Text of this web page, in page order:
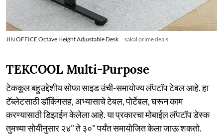
JIN OFFICE Octave Height Adjustable Desk sakal prime deals
TEKCOOL Multi-Purpose
टेककूल बहुउद्देशीय सोफा साइड उंची-समायोज्य लॅपटॉप टेबल आहे. हा
टॅब्लेटसाठी डॉकिंगसह, अभ्यासाचे टेबल, पोर्टेबल, घरून काम
करण्यासाठी डिझाईन केलेला आहे. या प्रकारचा मोबाईल लॅपटॉप डेस्क
तुमच्या सोयीनुसार २४" ते ३०" पर्यंत समायोजित केला जाऊ शकतो.